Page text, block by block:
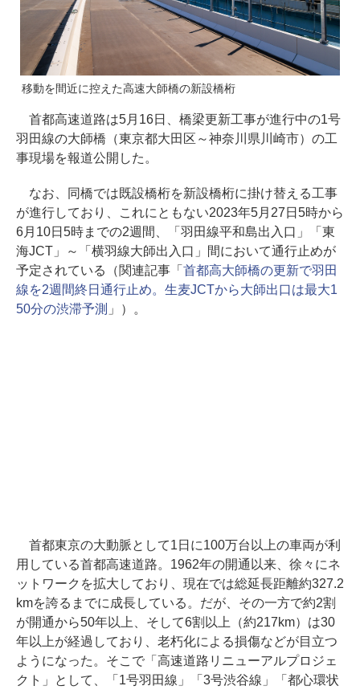
移動を間近に控えた高速大師橋の新設橋桁
首都高速道路は5月16日、橋梁更新工事が進行中の1号
羽田線の大師橋（東京都大田区～神奈川県川崎市）の工
事現場を報道公開した。
なお、同橋では既設橋桁を新設橋桁に掛け替える工事
が進行しており、これにともない2023年5月27日5時から
6月10日5時までの2週間、「羽田線平和島出入口」「東
海JCT」～「横羽線大師出入口」間において通行止めが
予定されている（関連記事「 首都高大師橋の更新で羽田
線を2週間終日通行止め。生麦JCTから大師出口は最大1
50分の渋滞予測 」）。
首都東京の大動脈として1日に100万台以上の車両が利
用している首都高速道路。1962年の開通以来、徐々にネ
ットワークを拡大しており、現在では総延長距離約327.2
kmを誇るまでに成長している。だが、その一方で約2割
が開通から50年以上、そして6割以上（約217km）は30
年以上が経過しており、老朽化による損傷などが目立つ
ようになった。そこで「高速道路リニューアルプロジェ
クト」として、「1号羽田線」「3号渋谷線」「都心環状